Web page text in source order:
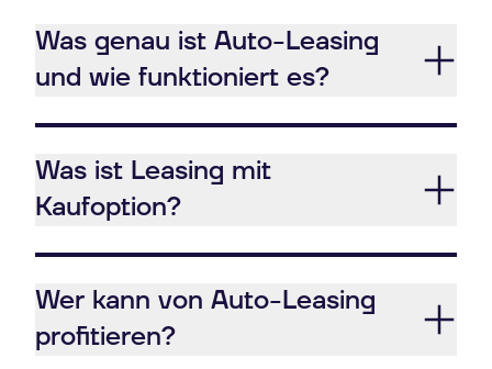
Was genau ist Auto-Leasing
und wie funktioniert es?
Was ist Leasing mit
Kaufoption?
Wer kann von Auto-Leasing
profitieren?